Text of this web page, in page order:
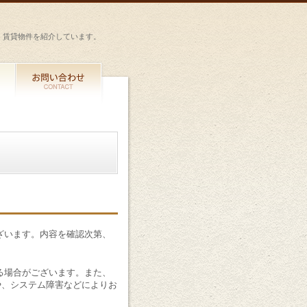
貸物件を紹介しています。
ます。内容を確認次第、
合がございます。また、
システム障害などによりお